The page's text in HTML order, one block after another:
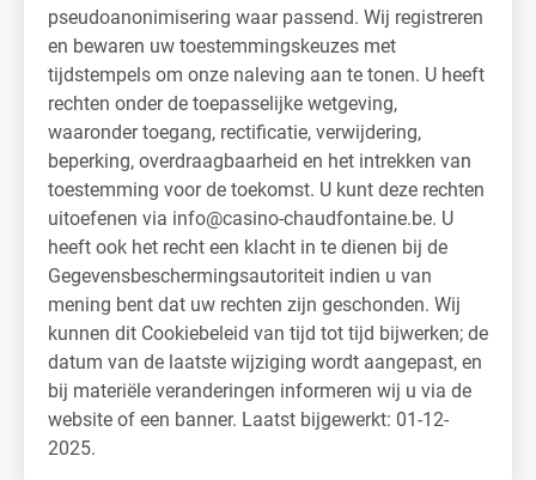
pseudoanonimisering waar passend. Wij registreren
en bewaren uw toestemmingskeuzes met
tijdstempels om onze naleving aan te tonen. U heeft
rechten onder de toepasselijke wetgeving,
waaronder toegang, rectificatie, verwijdering,
beperking, overdraagbaarheid en het intrekken van
toestemming voor de toekomst. U kunt deze rechten
uitoefenen via info@casino-chaudfontaine.be. U
heeft ook het recht een klacht in te dienen bij de
Gegevensbeschermingsautoriteit indien u van
mening bent dat uw rechten zijn geschonden. Wij
kunnen dit Cookiebeleid van tijd tot tijd bijwerken; de
datum van de laatste wijziging wordt aangepast, en
bij materiële veranderingen informeren wij u via de
website of een banner. Laatst bijgewerkt: 01-12-
2025.